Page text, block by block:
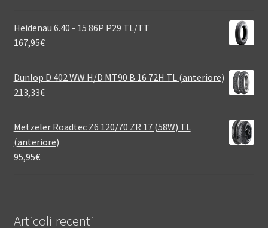
Heidenau 6.40 - 15 86P P29 TL/TT
167,95€
Dunlop D 402 WW H/D MT90 B 16 72H TL (anteriore)
213,33€
Metzeler Roadtec Z6 120/70 ZR 17 (58W) TL
(anteriore)
95,95€
Articoli recenti